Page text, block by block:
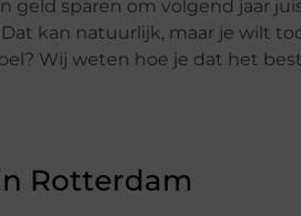
geld sparen om volgend jaar
kan natuurlijk, maar je wilt
Wij weten hoe je dat het
Rotterdam